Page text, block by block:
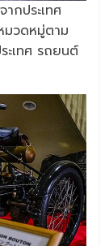
กประเทศ
มวดหมู่ตาม
เทศ รถยนต์